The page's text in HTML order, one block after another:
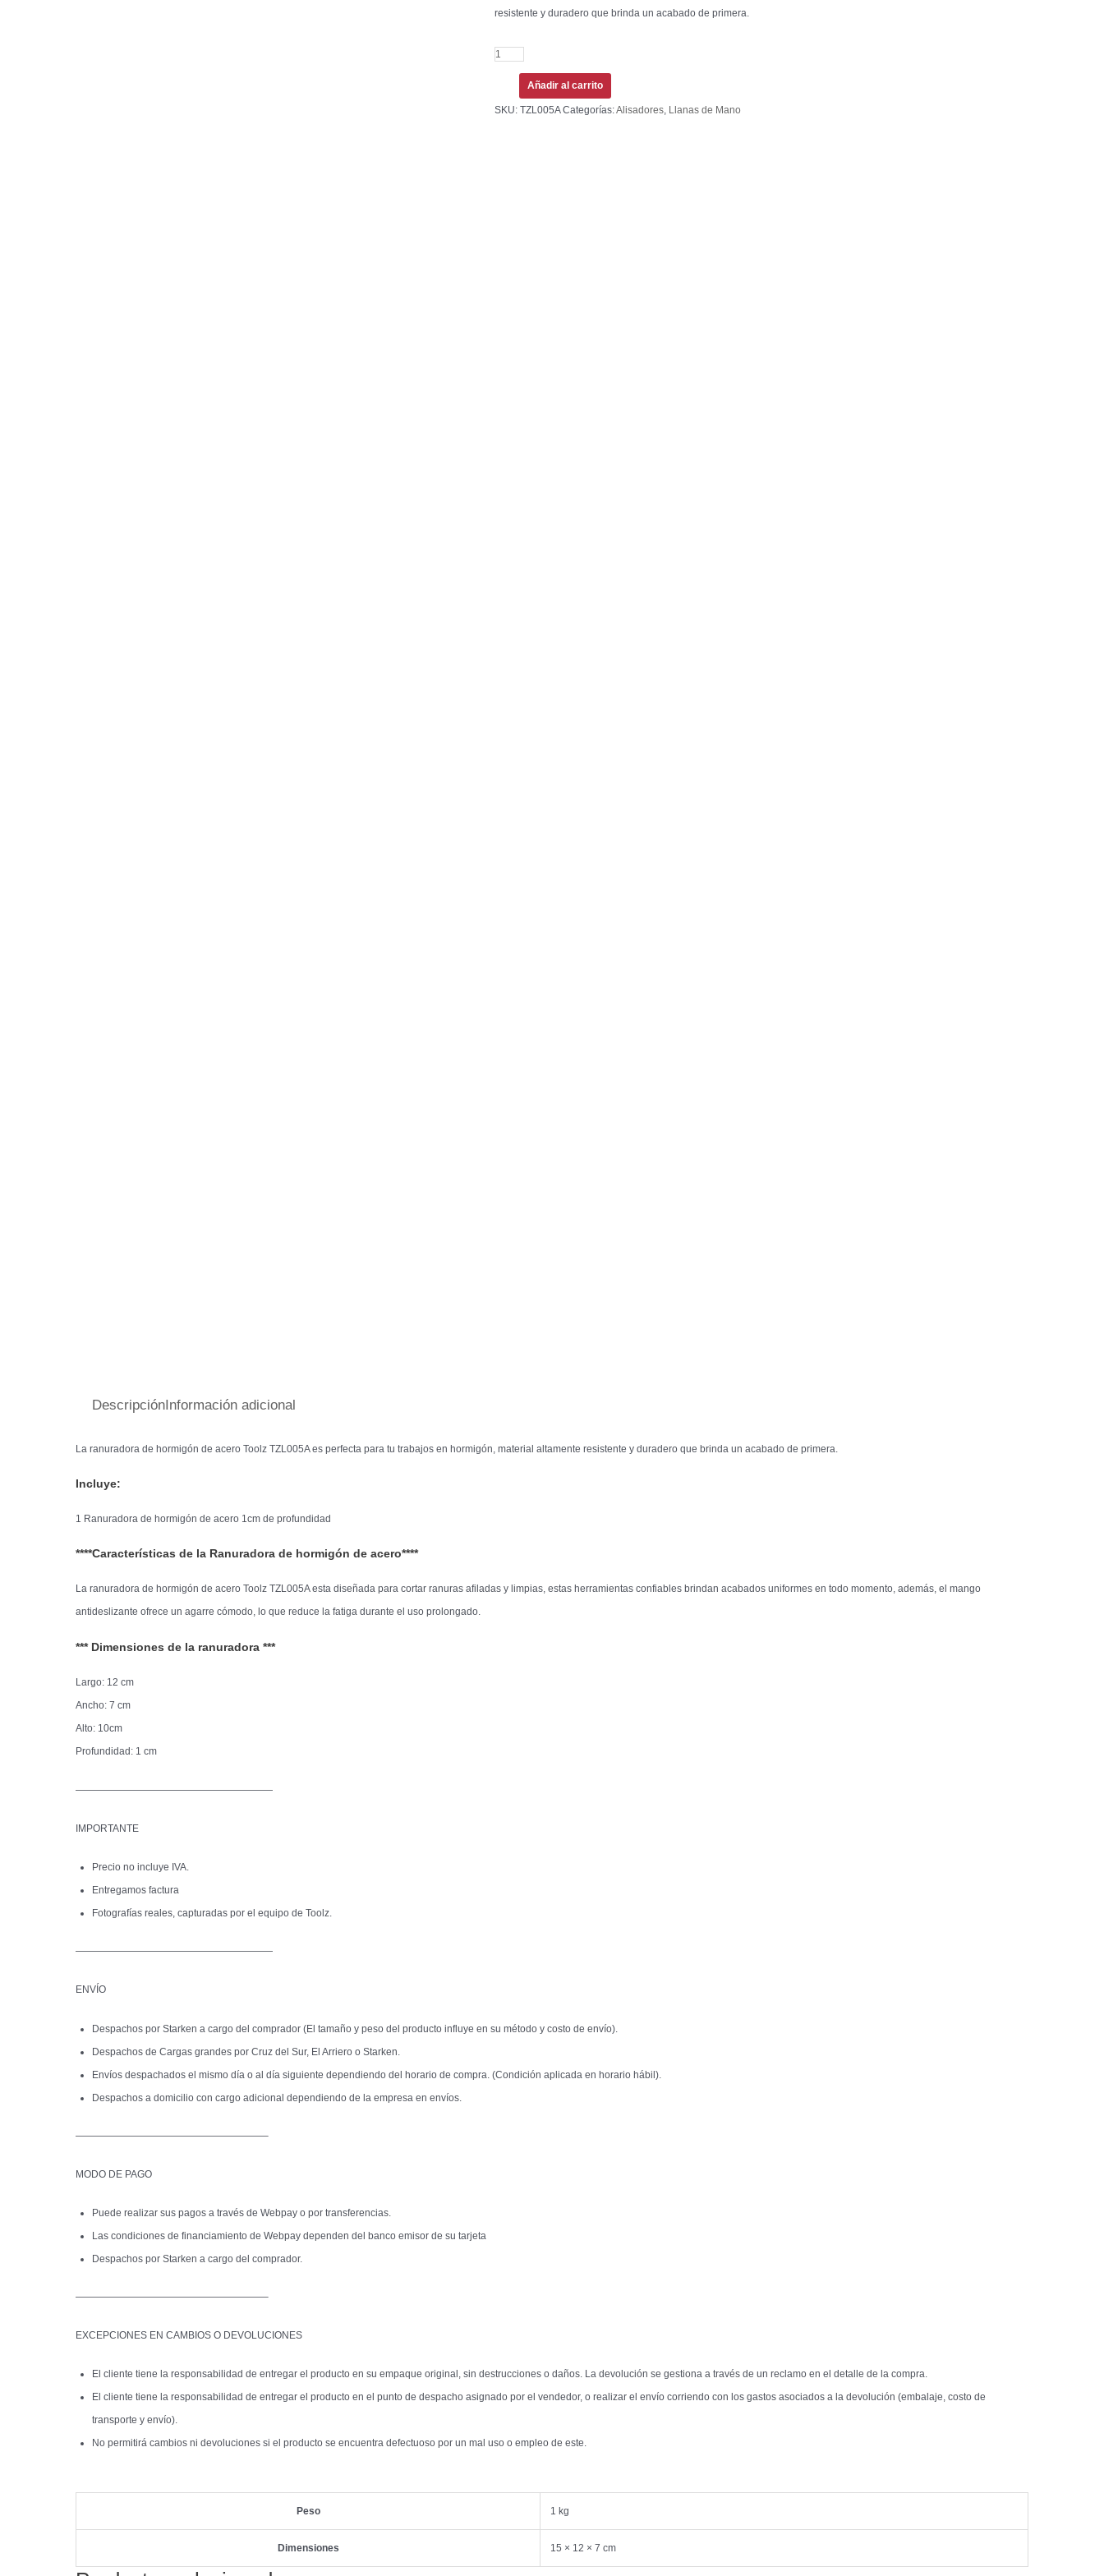
resistente y duradero que brinda un acabado de primera.
Añadir al carrito
SKU:TZL005A Categorías:Alisadores, Llanas de Mano
DescripciónInformación adicional
La ranuradora de hormigón de acero Toolz TZL005A es perfecta para tu trabajos en hormigón, material altamente resistente y duradero que brinda un acabado de primera.
Incluye:
1 Ranuradora de hormigón de acero 1cm de profundidad
****Características de la Ranuradora de hormigón de acero****
La ranuradora de hormigón de acero Toolz TZL005A esta diseñada para cortar ranuras afiladas y limpias, estas herramientas confiables brindan acabados uniformes en todo momento, además, el mango
antideslizante ofrece un agarre cómodo, lo que reduce la fatiga durante el uso prolongado.
*** Dimensiones de la ranuradora ***
Largo: 12 cm
Ancho: 7 cm
Alto: 10cm
Profundidad: 1 cm
————————————————————
IMPORTANTE
Precio no incluye IVA.
Entregamos factura
Fotografías reales, capturadas por el equipo de Toolz.
————————————————————
ENVÍO
Despachos por Starken a cargo del comprador (El tamaño y peso del producto influye en su método y costo de envío).
Despachos de Cargas grandes por Cruz del Sur, El Arriero o Starken.
Envíos despachados el mismo día o al día siguiente dependiendo del horario de compra. (Condición aplicada en horario hábil).
Despachos a domicilio con cargo adicional dependiendo de la empresa en envíos.
———————————————————–
MODO DE PAGO
Puede realizar sus pagos a través de Webpay o por transferencias.
Las condiciones de financiamiento de Webpay dependen del banco emisor de su tarjeta
Despachos por Starken a cargo del comprador.
———————————————————–
EXCEPCIONES EN CAMBIOS O DEVOLUCIONES
El cliente tiene la responsabilidad de entregar el producto en su empaque original, sin destrucciones o daños. La devolución se gestiona a través de un reclamo en el detalle de la compra.
El cliente tiene la responsabilidad de entregar el producto en el punto de despacho asignado por el vendedor, o realizar el envío corriendo con los gastos asociados a la devolución (embalaje, costo de
transporte y envío).
No permitirá cambios ni devoluciones si el producto se encuentra defectuoso por un mal uso o empleo de este.
Peso 1 kg
Dimensiones 15 × 12 × 7 cm